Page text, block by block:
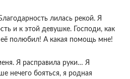
лилась рекой. Я
и к этой девушке. Господи, как
её полюбил! А какая помощь мне!
Я расправила руки… Я
нечего бояться, я родная